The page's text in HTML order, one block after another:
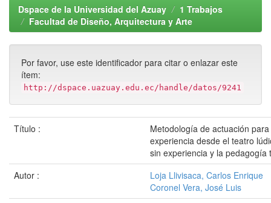
Dspace de la Universidad del Azuay
1 Trabajos
Facultad de Diseño, Arquitectura y Arte
Por favor, use este identificador para citar o enlazar este
ítem:
http://dspace.uazuay.edu.ec/handle/datos/9241
Título :
Metodología de actuación
experiencia desde el teatro
sin experiencia y la pedagogía
Autor :
Loja Llivisaca, Carlos Enrique
Coronel Vera, José Luis